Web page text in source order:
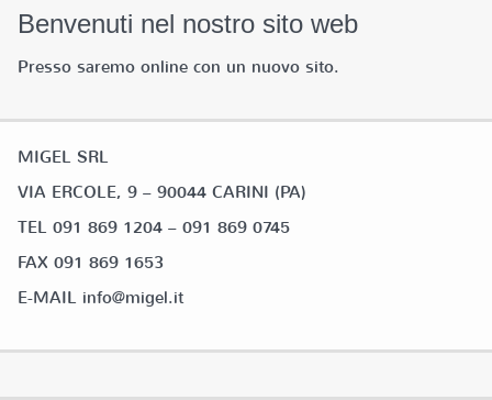
Benvenuti nel nostro sito web
Presso saremo online con un nuovo sito.
MIGEL SRL
VIA ERCOLE, 9 – 90044 CARINI (PA)
TEL 091 869 1204 – 091 869 0745
FAX 091 869 1653
E-MAIL info@migel.it